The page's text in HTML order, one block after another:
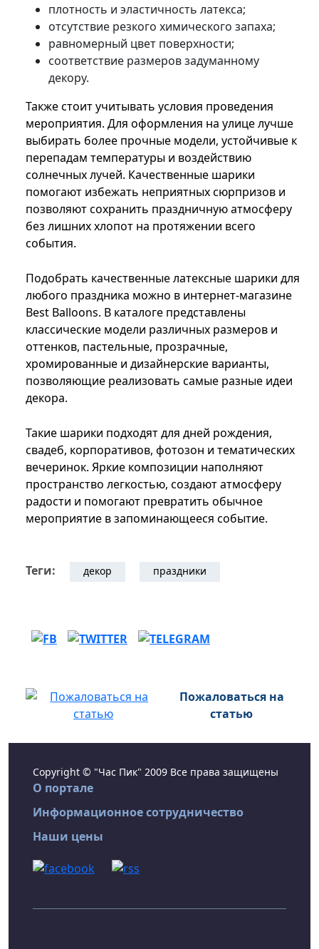
плотность и эластичность латекса;
отсутствие резкого химического запаха;
равномерный цвет поверхности;
соответствие размеров задуманному
декору.
Также стоит учитывать условия проведения
мероприятия. Для оформления на улице лучше
выбирать более прочные модели, устойчивые к
перепадам температуры и воздействию
солнечных лучей. Качественные шарики
помогают избежать неприятных сюрпризов и
позволяют сохранить праздничную атмосферу
без лишних хлопот на протяжении всего
события.
Подобрать качественные латексные шарики для
любого праздника можно в интернет-магазине
Best Balloons. В каталоге представлены
классические модели различных размеров и
оттенков, пастельные, прозрачные,
хромированные и дизайнерские варианты,
позволяющие реализовать самые разные идеи
декора.
Такие шарики подходят для дней рождения,
свадеб, корпоративов, фотозон и тематических
вечеринок. Яркие композиции наполняют
пространство легкостью, создают атмосферу
радости и помогают превратить обычное
мероприятие в запоминающееся событие.
Теги: декор праздники
Пожаловаться на
статью
Copyright © "Час Пик" 2009 Все права защищены
О портале
Информационное сотрудничество
Наши цены